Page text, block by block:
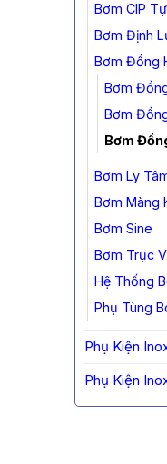
Bơm CIP
Bơm Định
Bơm Đồng
Bơm
Bơm
Bơm
Bơm Ly
Bơm Màng
Bơm Sine
Bơm Trục
Hệ Thống
Phụ Tùng
Phụ Kiện
Phụ Kiện